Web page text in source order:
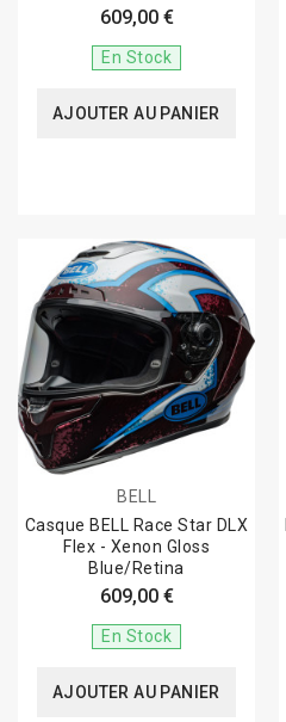
609,00 €
En Stock
AJOUTER AU PANIER
BELL
Casque BELL Race Star DLX
Flex - Xenon Gloss
Blue/Retina
609,00 €
En Stock
AJOUTER AU PANIER